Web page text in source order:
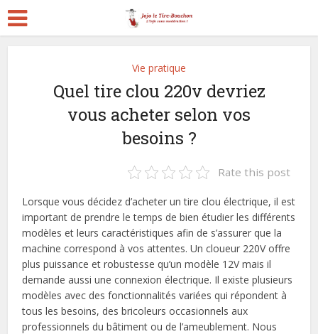
Vie pratique
Quel tire clou 220v devriez
vous acheter selon vos
besoins ?
Rate this post
Lorsque vous décidez d’acheter un tire clou électrique, il est
important de prendre le temps de bien étudier les différents
modèles et leurs caractéristiques afin de s’assurer que la
machine correspond à vos attentes. Un cloueur 220V offre
plus puissance et robustesse qu’un modèle 12V mais il
demande aussi une connexion électrique. Il existe plusieurs
modèles avec des fonctionnalités variées qui répondent à
tous les besoins, des bricoleurs occasionnels aux
professionnels du bâtiment ou de l’ameublement. Nous